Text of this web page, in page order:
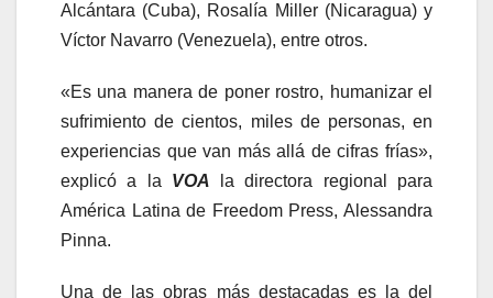
Alcántara (Cuba), Rosalía Miller (Nicaragua) y
Víctor Navarro (Venezuela), entre otros.
«Es una manera de poner rostro, humanizar el
sufrimiento de cientos, miles de personas, en
experiencias que van más allá de cifras frías»,
explicó a la VOA la directora regional para
América Latina de Freedom Press, Alessandra
Pinna.
Una de las obras más destacadas es la del